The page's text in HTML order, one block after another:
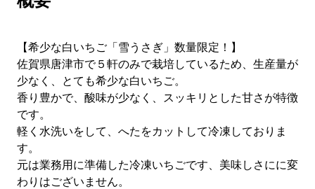
【希少な白いちご「雪うさぎ」数量限定！】
佐賀県唐津市で５軒のみで栽培しているため、生産量が
少なく、とても希少な白いちご。
香り豊かで、酸味が少なく、スッキリとした甘さが特徴
です。
軽く水洗いをして、へたをカットして冷凍しておりま
す。
元は業務用に準備した冷凍いちごです、美味しさにに変
わりはございません。